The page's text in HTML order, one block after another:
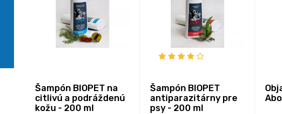
Šampón BIOPET na
citlivú a podráždenú
kožu - 200 ml
Šampón BIOPET
antiparazitárny pre
psy - 200 ml